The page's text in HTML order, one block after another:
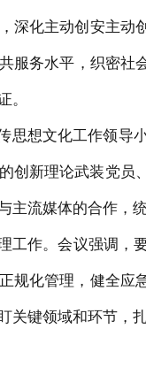
，深化主动创安主
服务水平，织密社
。
思想文化工作领导
创新理论武装党员
主流媒体的合作，
工作。会议强调，
规化管理，健全应
关键领域和环节，